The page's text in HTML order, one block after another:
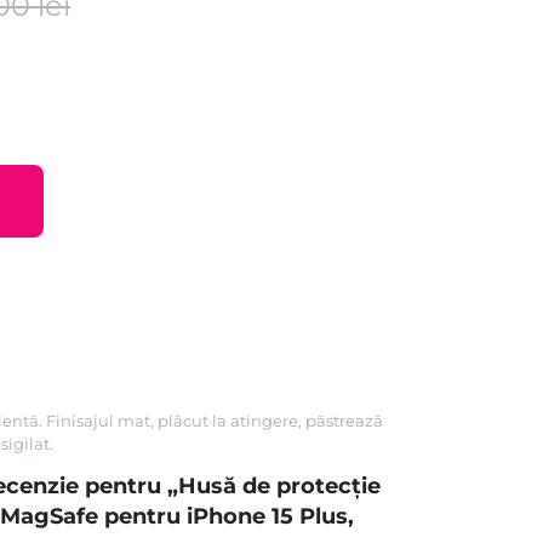
Finisajul mat, plăcut la atingere, păstrează
pentru „Husă de protecție
pentru iPhone 15 Plus,